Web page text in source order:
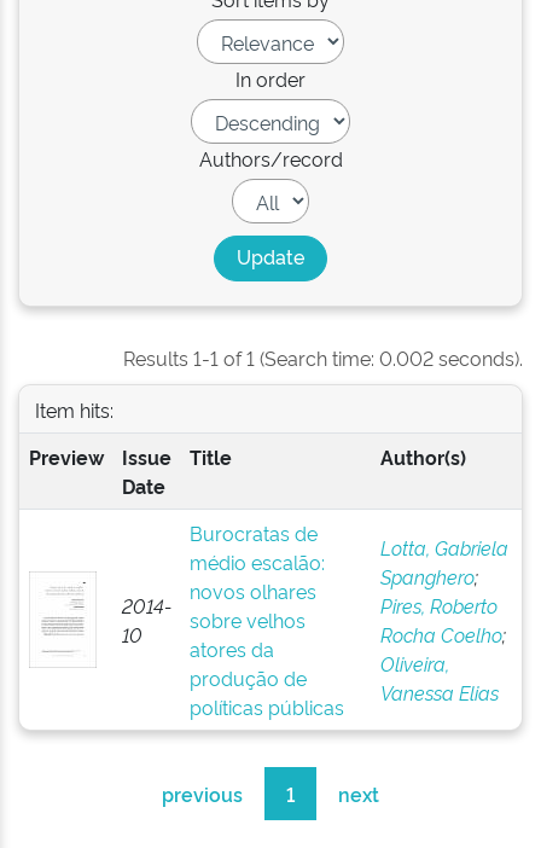
In order
Authors/record
Results 1-1 of 1 (Search time: 0.002 seconds).
Item hits:
Preview
Issue
Date
Title Author(s)
2014-
10
Burocratas de
médio escalão:
novos olhares
sobre velhos
atores da
produção de
políticas públicas
Lotta, Gabriela
Spanghero;
Pires, Roberto
Rocha Coelho;
Oliveira,
Vanessa Elias
previous 1 next